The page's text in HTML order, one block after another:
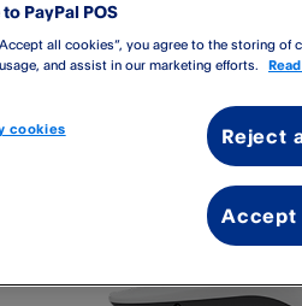
PayPal POS
all cookies”, you agree to the storing of
and assist in our marketing efforts.
cookies Reject
Accept